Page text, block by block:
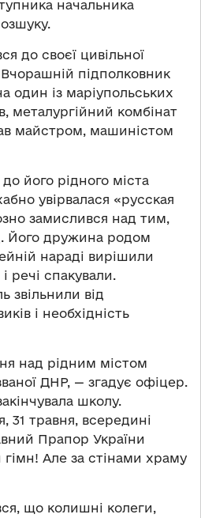
начальника
до своєї цивільної
підполковник
один із маріупольських
металургійний комбінат
майстром, машиністом
його рідного міста
увірвалася «русская
замислився над тим,
Його дружина родом
нараді вирішили
речі спакували.
звільнили від
і необхідність
над рідним містом
ДНР, — згадує офіцер.
школу.
31 травня, всередині
Прапор України
гімн! Але за стінами храму
що колишні колеги,